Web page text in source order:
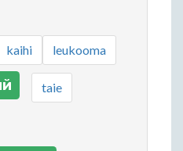
kaihi leukooma
taie